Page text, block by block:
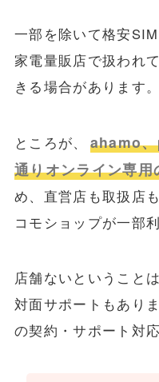
一部を除いて格安
家電量販店で扱われ
きる場合があります。
ところが、
ahamo
通りオンライン専用
め、直営店も取扱店
コモショップが一部
店舗ないということ
対面サポートもあり
の契約・サポート対